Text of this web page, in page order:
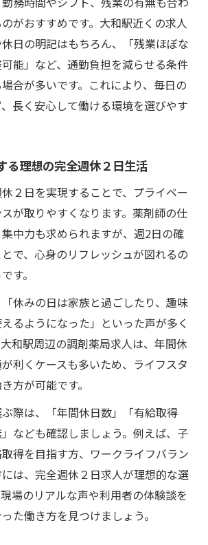
２日求人を選ぶ際の信頼できるチ
で安心して働ける完全週休２日求
方
２日制の職場で感じる働きやすさ
る完全週休２日求人の共通ポイン
できる大和駅の職場事情
２日求人が叶える正社員としての
望者におすすめの完全週休２日求
辺で見つかる安定の完全週休２日
しやすい完全週休２日求人の選び
剤師が感じる完全週休２日制の魅
も大切にできる薬剤師転職術
２日求人でプライベート充実を実
がおすすめです。大和駅近くの求人
日の明記はもちろん、「残業ほぼな
能」など、通勤負担を減らせる条件
合が多いです。これにより、毎日の
長く安心して働ける環境を選びやす
る理想の完全週休２日生活
２日を実現することで、プライベー
が取りやすくなります。薬剤師の仕
中力も求められますが、週2日の確
で、心身のリフレッシュが図れるの
す。
休みの日は家族と過ごしたり、趣味
るようになった」といった声が多く
和駅周辺の調剤薬局求人は、年間休
利くケースも多いため、ライフスタ
方が可能です。
際は、「年間休日数」「有給取得
なども確認しましょう。例えば、子
得を目指す方、ワークライフバラン
は、完全週休２日求人が理想的な選
場のリアルな声や利用者の体験談を
た働き方を見つけましょう。